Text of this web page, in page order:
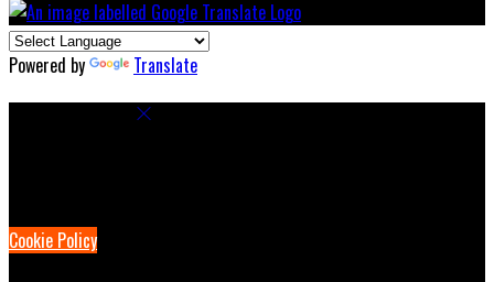
Powered by Translate
Cookie Policy